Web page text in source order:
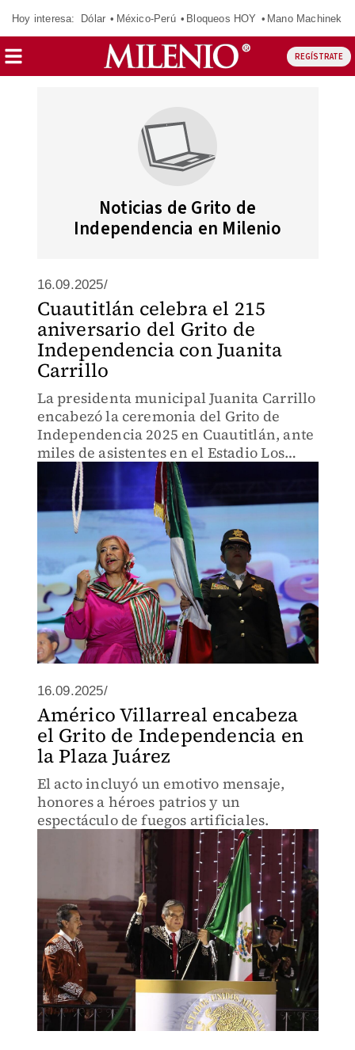
Hoy interesa: Dólar México-Perú Bloqueos HOY Mano Machinek
REGÍSTRATE
Noticias de Grito de
Independencia en Milenio
16.09.2025/
Cuautitlán celebra el 215
aniversario del Grito de
Independencia con Juanita
Carrillo
La presidenta municipal Juanita Carrillo
encabezó la ceremonia del Grito de
Independencia 2025 en Cuautitlán, ante
miles de asistentes en el Estadio Los
Pinos.
16.09.2025/
Américo Villarreal encabeza
el Grito de Independencia en
la Plaza Juárez
El acto incluyó un emotivo mensaje,
honores a héroes patrios y un
espectáculo de fuegos artificiales.